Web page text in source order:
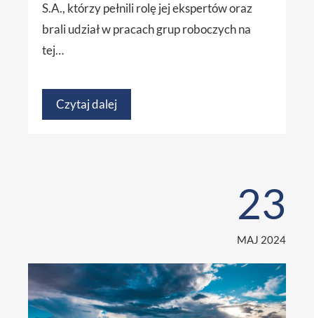
S.A., którzy pełnili rolę jej ekspertów oraz
brali udział w pracach grup roboczych na
tej…
Czytaj dalej
23
MAJ 2024